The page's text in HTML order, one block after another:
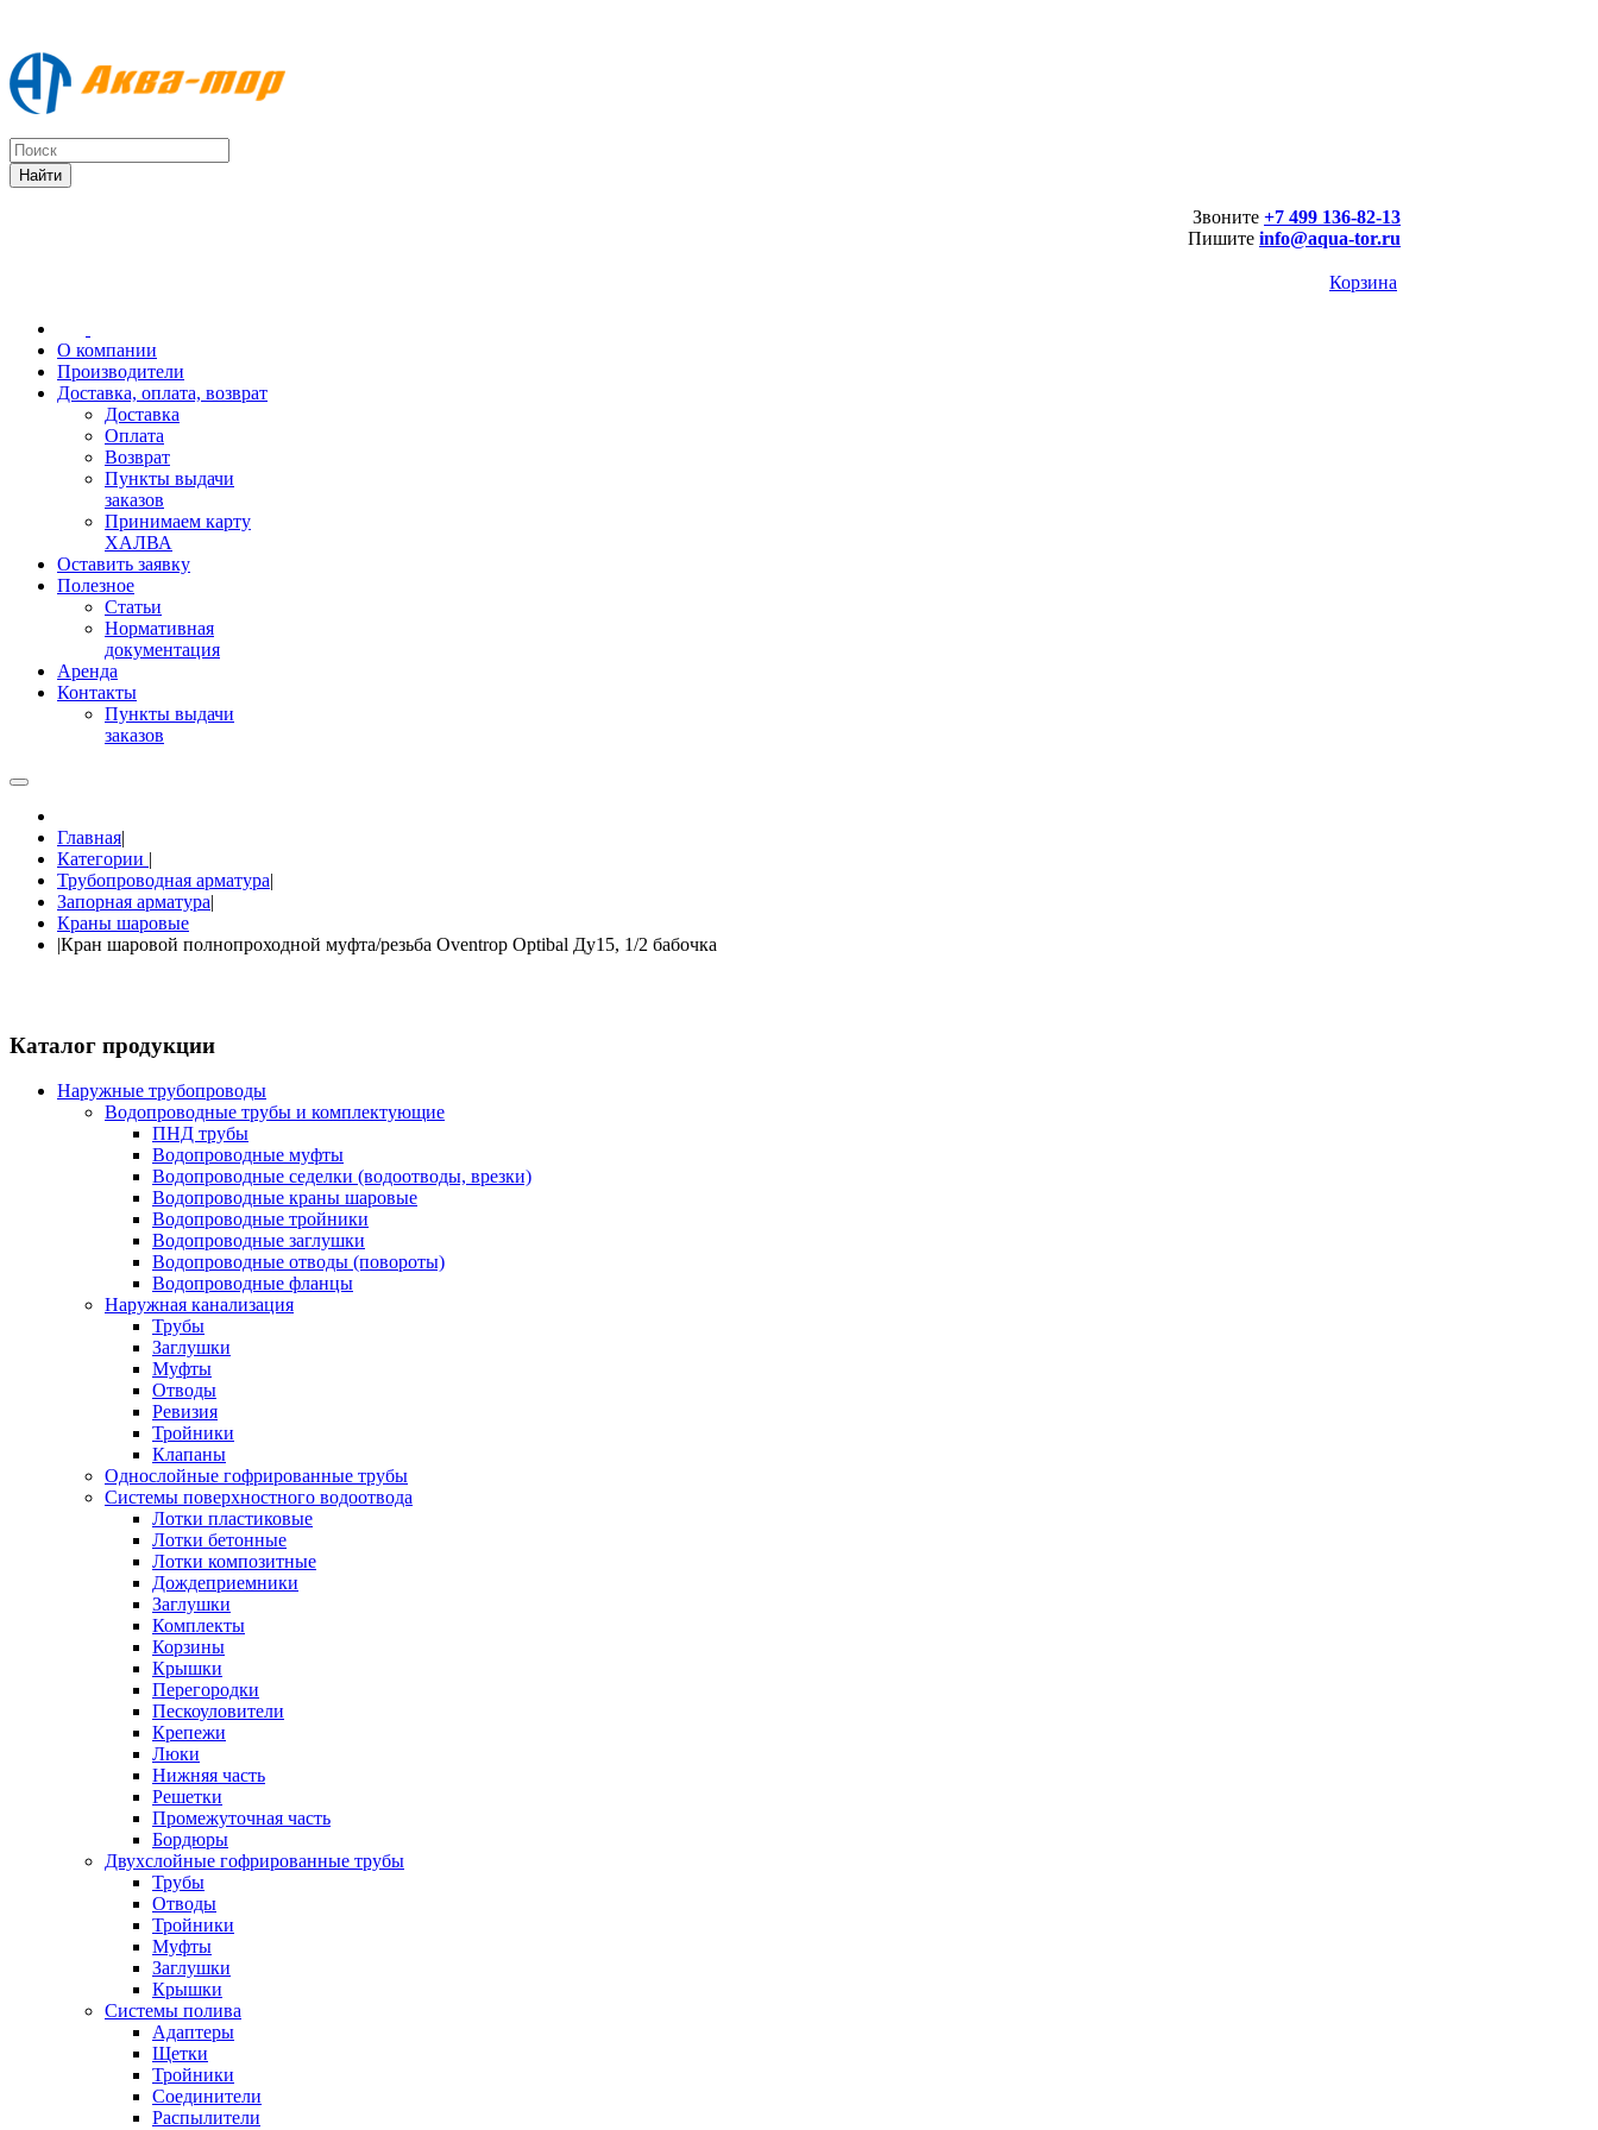
Звоните +7 499 136-82-13
Пишите info@aqua-tor.ru
Корзина
О компании
Производители
Доставка, оплата, возврат
Доставка
Оплата
Возврат
Пункты выдачи
заказов
Принимаем карту
ХАЛВА
Оставить заявку
Полезное
Статьи
Нормативная
документация
Аренда
Контакты
Пункты выдачи
заказов
Главная|
Категории |
Трубопроводная арматура|
Запорная арматура|
Краны шаровые
|Кран шаровой полнопроходной муфта/резьба Oventrop Optibal Ду15, 1/2 бабочка
Каталог продукции
Наружные трубопроводы
Водопроводные трубы и комплектующие
ПНД трубы
Водопроводные муфты
Водопроводные седелки (водоотводы, врезки)
Водопроводные краны шаровые
Водопроводные тройники
Водопроводные заглушки
Водопроводные отводы (повороты)
Водопроводные фланцы
Наружная канализация
Трубы
Заглушки
Муфты
Отводы
Ревизия
Тройники
Клапаны
Однослойные гофрированные трубы
Системы поверхностного водоотвода
Лотки пластиковые
Лотки бетонные
Лотки композитные
Дождеприемники
Заглушки
Комплекты
Корзины
Крышки
Перегородки
Пескоуловители
Крепежи
Люки
Нижняя часть
Решетки
Промежуточная часть
Бордюры
Двухслойные гофрированные трубы
Трубы
Отводы
Тройники
Муфты
Заглушки
Крышки
Системы полива
Адаптеры
Щетки
Тройники
Соединители
Распылители